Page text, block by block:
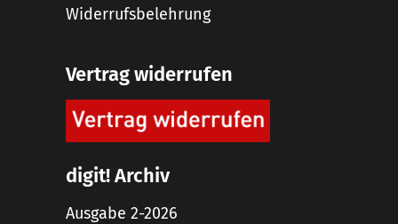
Widerrufsbelehrung
Vertrag widerrufen
digit! Archiv
Ausgabe 2-2026